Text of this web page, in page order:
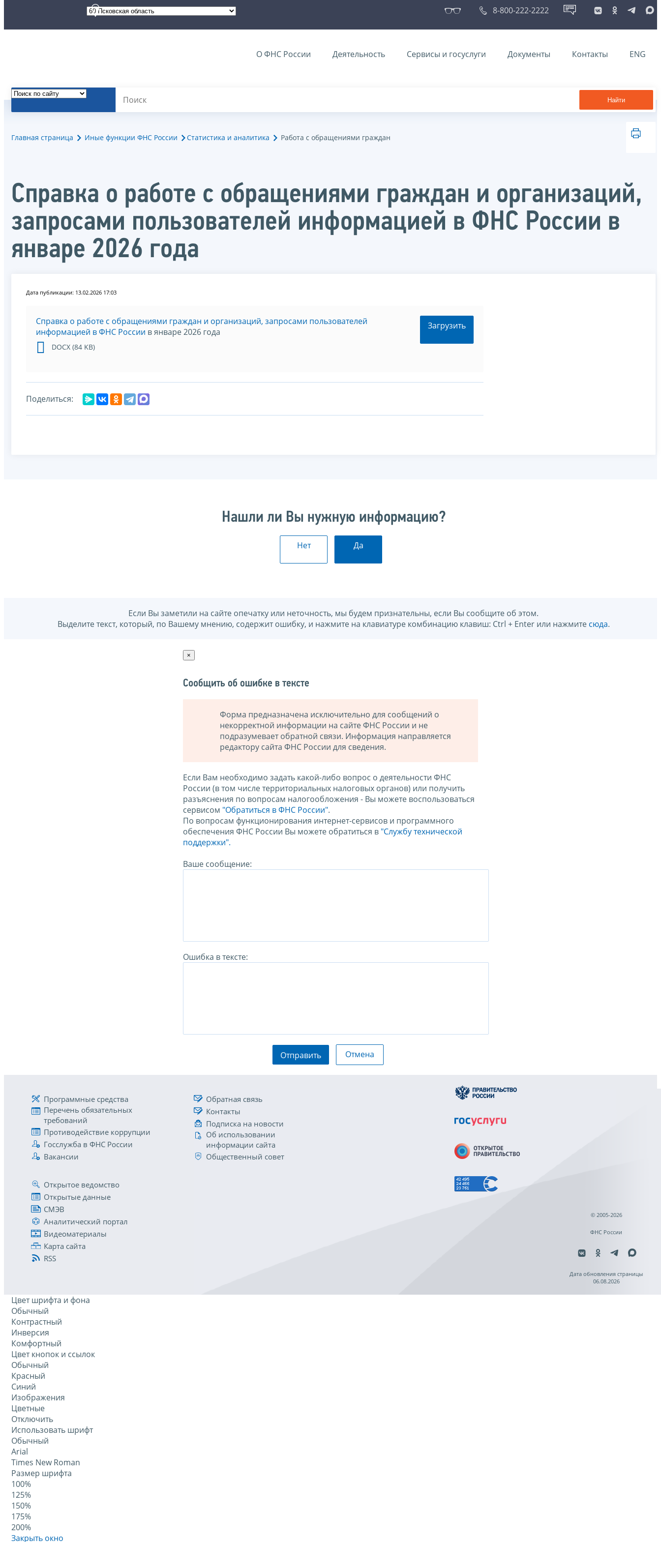
8-800-222-2222
О ФНС России Деятельность Сервисы и госуслуги Документы Контакты ENG
Найти
Главная страница Иные функции ФНС России Статистика и аналитика Работа с обращениями граждан
Справка о работе с обращениями граждан и организаций,
запросами пользователей информацией в ФНС России в
январе 2026 года
Дата публикации: 13.02.2026 17:03
Справка о работе с обращениями граждан и организаций, запросами пользователей
информацией в ФНС России в январе 2026 года
DOCX (84 KB)
Загрузить
Поделиться:
Нашли ли Вы нужную информацию?
Нет Да
Если Вы заметили на сайте опечатку или неточность, мы будем признательны, если Вы сообщите об этом.
Выделите текст, который, по Вашему мнению, содержит ошибку, и нажмите на клавиатуре комбинацию клавиш: Ctrl + Enter или нажмите сюда.
×
Сообщить об ошибке в тексте
Форма предназначена исключительно для сообщений о
некорректной информации на сайте ФНС России и не
подразумевает обратной связи. Информация направляется
редактору сайта ФНС России для сведения.
Если Вам необходимо задать какой-либо вопрос о деятельности ФНС
России (в том числе территориальных налоговых органов) или получить
разъяснения по вопросам налогообложения - Вы можете воспользоваться
сервисом "Обратиться в ФНС России".
По вопросам функционирования интернет-сервисов и программного
обеспечения ФНС России Вы можете обратиться в "Службу технической
поддержки".
Ваше сообщение:
Ошибка в тексте:
Отправить Отмена
Программные средства
Перечень обязательных
требований
Противодействие коррупции
Госслужба в ФНС России
Вакансии
Обратная связь
Контакты
Подписка на новости
Об использовании
информации сайта
Общественный совет
Открытое ведомство
Открытые данные
СМЭВ
Аналитический портал
Видеоматериалы
Карта сайта
RSS
© 2005-2026
ФНС России
Дата обновления страницы
06.08.2026
Цвет шрифта и фона
Обычный
Контрастный
Инверсия
Комфортный
Цвет кнопок и ссылок
Обычный
Красный
Синий
Изображения
Цветные
Отключить
Использовать шрифт
Обычный
Arial
Times New Roman
Размер шрифта
100%
125%
150%
175%
200%
Закрыть окно